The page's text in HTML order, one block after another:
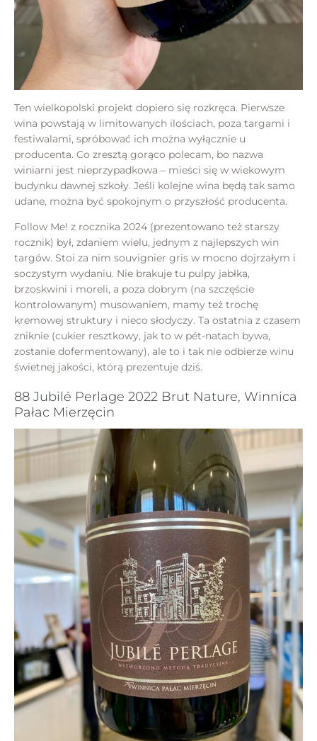
Ten wielkopolski projekt dopiero się rozkręca. Pierwsze
wina powstają w limitowanych ilościach, poza targami i
festiwalami, spróbować ich można wyłącznie u
producenta. Co zresztą gorąco polecam, bo nazwa
winiarni jest nieprzypadkowa – mieści się w wiekowym
budynku dawnej szkoły. Jeśli kolejne wina będą tak samo
udane, można być spokojnym o przyszłość producenta.
Follow Me! z rocznika 2024 (prezentowano też starszy
rocznik) był, zdaniem wielu, jednym z najlepszych win
targów. Stoi za nim souvignier gris w mocno dojrzałym i
soczystym wydaniu. Nie brakuje tu pulpy jabłka,
brzoskwini i moreli, a poza dobrym (na szczęście
kontrolowanym) musowaniem, mamy też trochę
kremowej struktury i nieco słodyczy. Ta ostatnia z czasem
zniknie (cukier resztkowy, jak to w pét-natach bywa,
zostanie dofermentowany), ale to i tak nie odbierze winu
świetnej jakości, którą prezentuje dziś.
88 Jubilé Perlage 2022 Brut Nature, Winnica
Pałac Mierzęcin